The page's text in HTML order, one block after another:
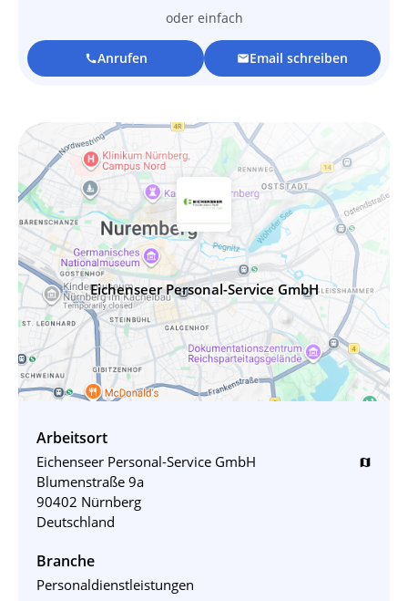
oder einfach
callAnrufen mailEmail schreiben
Eichenseer Personal-Service GmbH
Arbeitsort
Eichenseer Personal-Service GmbH map
Blumenstraße 9a
90402 Nürnberg
Deutschland
Branche
Personaldienstleistungen